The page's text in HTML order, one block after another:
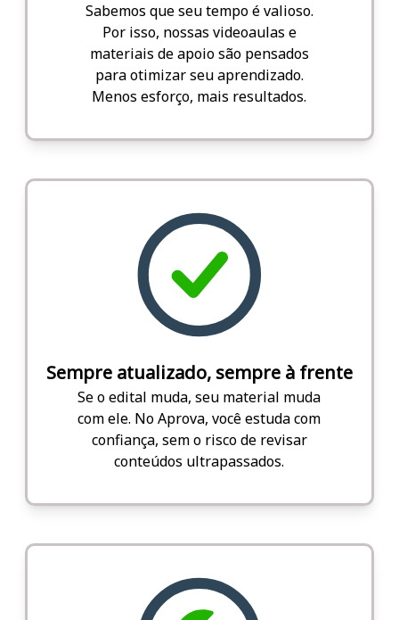
Sabemos que seu tempo é valioso.
Por isso, nossas videoaulas e
materiais de apoio são pensados
para otimizar seu aprendizado.
Menos esforço, mais resultados.
Sempre atualizado, sempre à frente
Se o edital muda, seu material muda
com ele. No Aprova, você estuda com
confiança, sem o risco de revisar
conteúdos ultrapassados.